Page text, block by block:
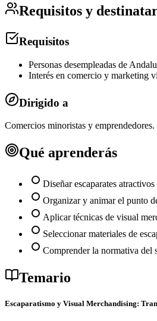
Requisitos y
Requisitos
Personas desempleadas de
Interés en comercio y marketing
Dirigido a
Comercios minoristas y emprendedores.
Qué aprenderás
Diseñar escaparates
Organizar y animar el punto
Aplicar técnicas de visual
Seleccionar materiales de
Comprender la normativa del
Temario
Escaparatismo y Visual Merchandising: